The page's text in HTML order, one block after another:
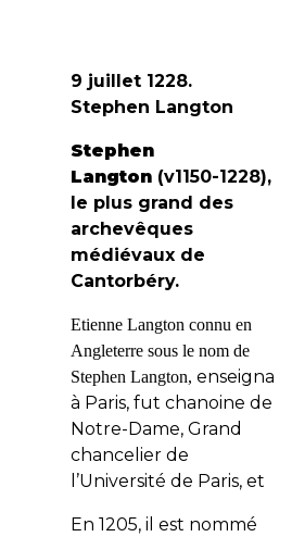
9 juillet 1228.
Stephen Langton
Stephen
Langton (v1150-1228),
le plus grand des
archevêques
médiévaux de
Cantorbéry.
Etienne Langton connu en
Angleterre sous le nom de
Stephen Langton, enseigna
à Paris, fut chanoine de
Notre-Dame, Grand
chancelier de
l’Université de Paris, et
En 1205, il est nommé